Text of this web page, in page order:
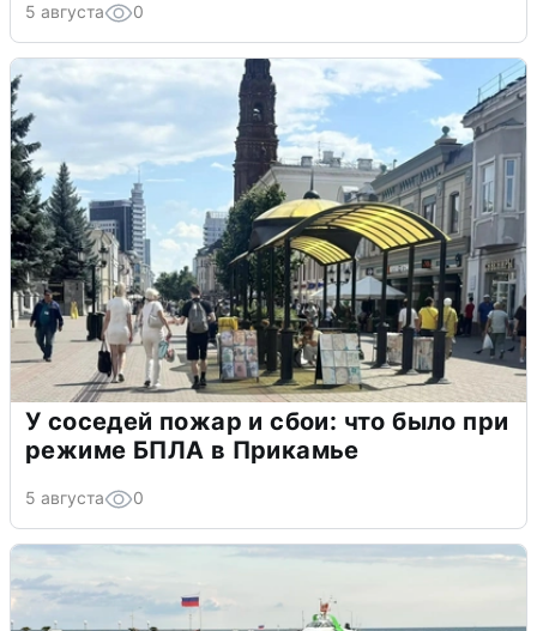
5 августа 0
У соседей пожар и сбои: что было при
режиме БПЛА в Прикамье
5 августа 0